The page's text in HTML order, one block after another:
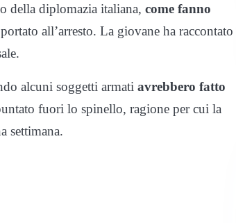
della diplomazia italiana, come fanno
all’arresto. La giovane ha raccontato
alcuni soggetti armati avrebbero fatto
fuori lo spinello, ragione per cui la
settimana.